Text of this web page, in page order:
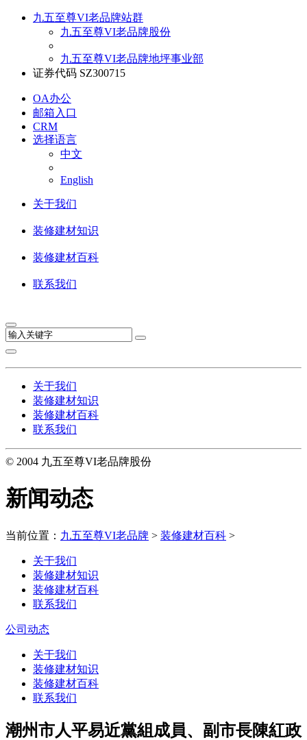
九五至尊VI老品牌站群
九五至尊VI老品牌股份
九五至尊VI老品牌地坪事业部
证券代码 SZ300715
OA办公
邮箱入口
CRM
选择语言
中文
English
关于我们
装修建材知识
装修建材百科
联系我们
关于我们
装修建材知识
装修建材百科
联系我们
© 2004 九五至尊VI老品牌股份
新闻动态
当前位置： 九五至尊VI老品牌 > 装修建材百科 >
关于我们
装修建材知识
装修建材百科
联系我们
公司动态
关于我们
装修建材知识
装修建材百科
联系我们
潮州市人平易近黨組成員、副市長陳紅政